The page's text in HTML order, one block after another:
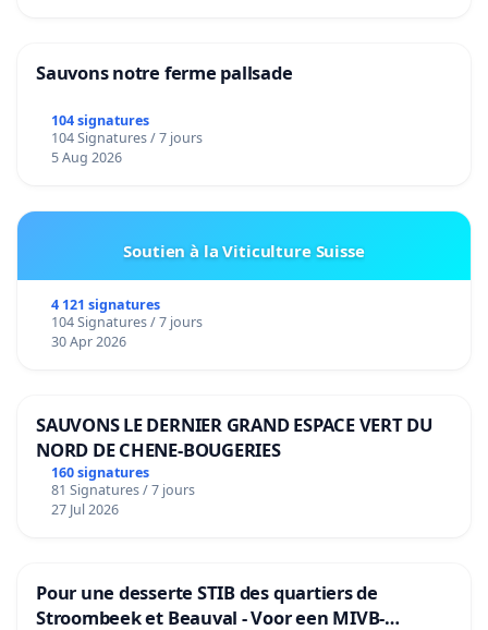
Sauvons notre ferme pallsade
104 signatures
104 Signatures / 7 jours
5 Aug 2026
Soutien à la Viticulture Suisse
4 121 signatures
104 Signatures / 7 jours
30 Apr 2026
SAUVONS LE DERNIER GRAND ESPACE VERT DU
NORD DE CHENE-BOUGERIES
160 signatures
81 Signatures / 7 jours
27 Jul 2026
Pour une desserte STIB des quartiers de
Stroombeek et Beauval - Voor een MIVB-